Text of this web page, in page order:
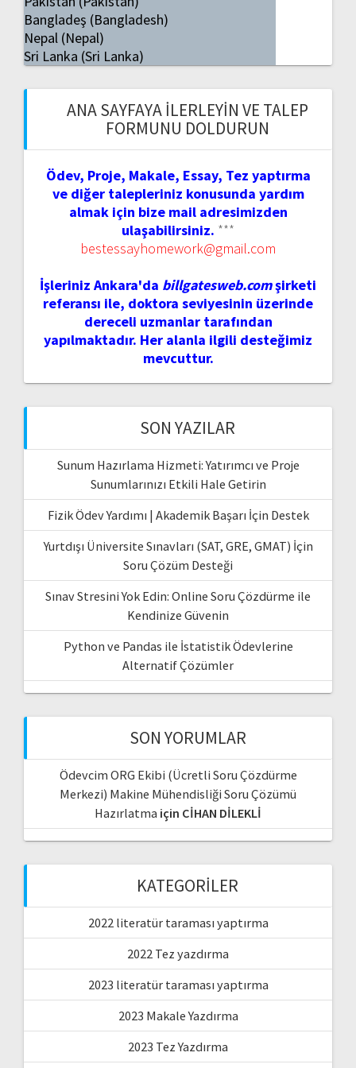
Bangladeş (Bangladesh)
Nepal (Nepal)
Sri Lanka (Sri Lanka)
ANA SAYFAYA İLERLEYIN VE TALEP
FORMUNU DOLDURUN
Ödev, Proje, Makale, Essay, Tez yaptırma
ve diğer talepleriniz konusunda yardım
almak için bize mail adresimizden
ulaşabilirsiniz. ***
bestessayhomework@gmail.com
İşleriniz Ankara'da billgatesweb.comşirketi
referansı ile, doktora seviyesinin üzerinde
dereceli uzmanlar tarafından
yapılmaktadır. Her alanla ilgili desteğimiz
mevcuttur.
SON YAZILAR
Sunum Hazırlama Hizmeti: Yatırımcı ve Proje
Sunumlarınızı Etkili Hale Getirin
Fizik Ödev Yardımı | Akademik Başarı İçin Destek
Yurtdışı Üniversite Sınavları (SAT, GRE, GMAT) İçin
Soru Çözüm Desteği
Sınav Stresini Yok Edin: Online Soru Çözdürme ile
Kendinize Güvenin
Python ve Pandas ile İstatistik Ödevlerine
Alternatif Çözümler
SON YORUMLAR
Ödevcim ORG Ekibi (Ücretli Soru Çözdürme
Merkezi) Makine Mühendisliği Soru Çözümü
Hazırlatma için CİHAN DİLEKLİ
KATEGORILER
2022 literatür taraması yaptırma
2022 Tez yazdırma
2023 literatür taraması yaptırma
2023 Makale Yazdırma
2023 Tez Yazdırma